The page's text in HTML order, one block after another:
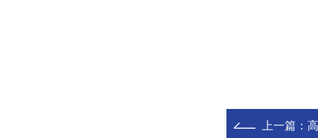
上一篇：